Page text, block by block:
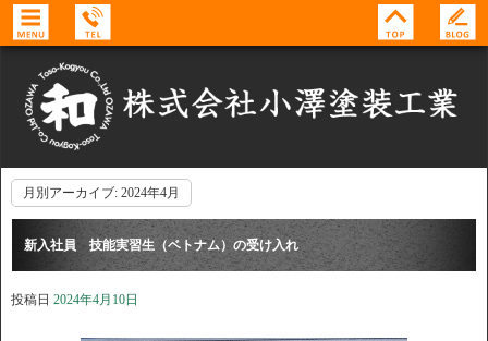
月別アーカイブ: 2024年4月
新入社員 技能実習生（ベトナム）の受け入れ
投稿日 2024年4月10日